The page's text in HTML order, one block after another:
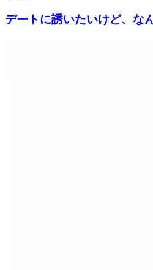
デートに誘いたいけど、な